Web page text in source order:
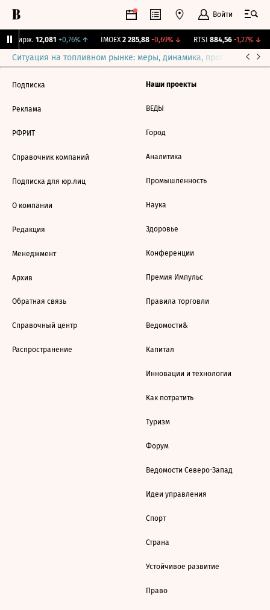
Войти
Бирж. 12,081 +0,76%↑ IMOEX 2 285,88 -0,69%↓ RTSI 884,56 -1,27%↓
Ситуация на топливном рынке: меры, динамика, прогнозы
Подписка
Реклама
РФРИТ
Справочник компаний
Подписка для юр.лиц
О компании
Редакция
Менеджмент
Архив
Обратная связь
Справочный центр
Распространение
Наши проекты
ВЕДЫ
Город
Аналитика
Промышленность
Наука
Здоровье
Конференции
Премия Импульс
Правила торговли
Ведомости&
Капитал
Инновации и технологии
Как потратить
Туризм
Форум
Ведомости Северо-Запад
Идеи управления
Спорт
Страна
Устойчивое развитие
Право